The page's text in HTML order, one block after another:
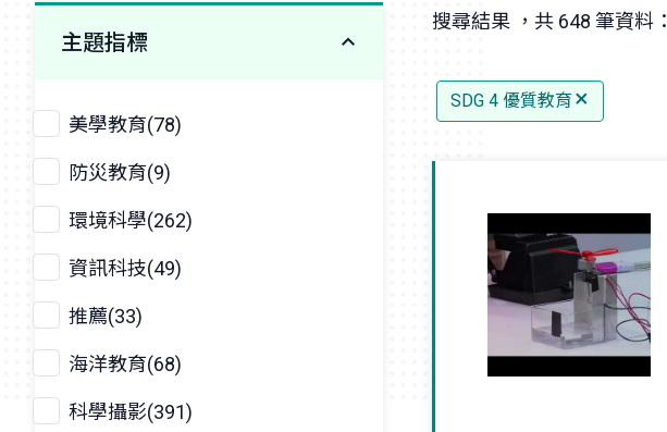
主題指標
美學教育(78)
防災教育(9)
環境科學(262)
資訊科技(49)
推薦(33)
海洋教育(68)
科學攝影(391)
搜尋結果 ，共 648 筆資料：
SDG 4 優質教育